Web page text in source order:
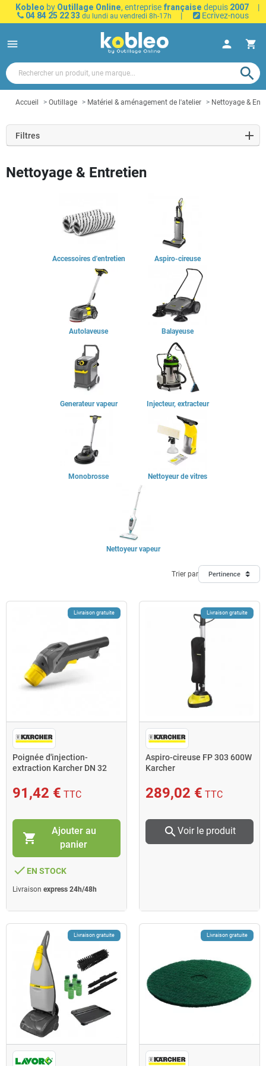
Kobleo by Outillage Online, entreprise française depuis 2007
|
04 84 25 22 33 du lundi au vendredi 8h-17h | Ecrivez-nous
menu person shopping_cart
search
Accueil Outillage Matériel & aménagement de l'atelier Nettoyage &
Filtres
Nettoyage & Entretien
Accessoires d'entretien Aspiro-cireuse
Autolaveuse Balayeuse
Generateur vapeur Injecteur, extracteur
Monobrosse Nettoyeur de vitres
Nettoyeur vapeur
Trier par Pertinence
Livraison gratuite
Poignée d'injection-
extraction Karcher DN 32
91,42 € TTC
shopping_cart
Ajouter au
panier
done EN STOCK
Livraison express 24h/48h
Livraison gratuite
Aspiro-cireuse FP 303 600W
Karcher
289,02 € TTC
search Voir le produit
Livraison gratuite Livraison gratuite